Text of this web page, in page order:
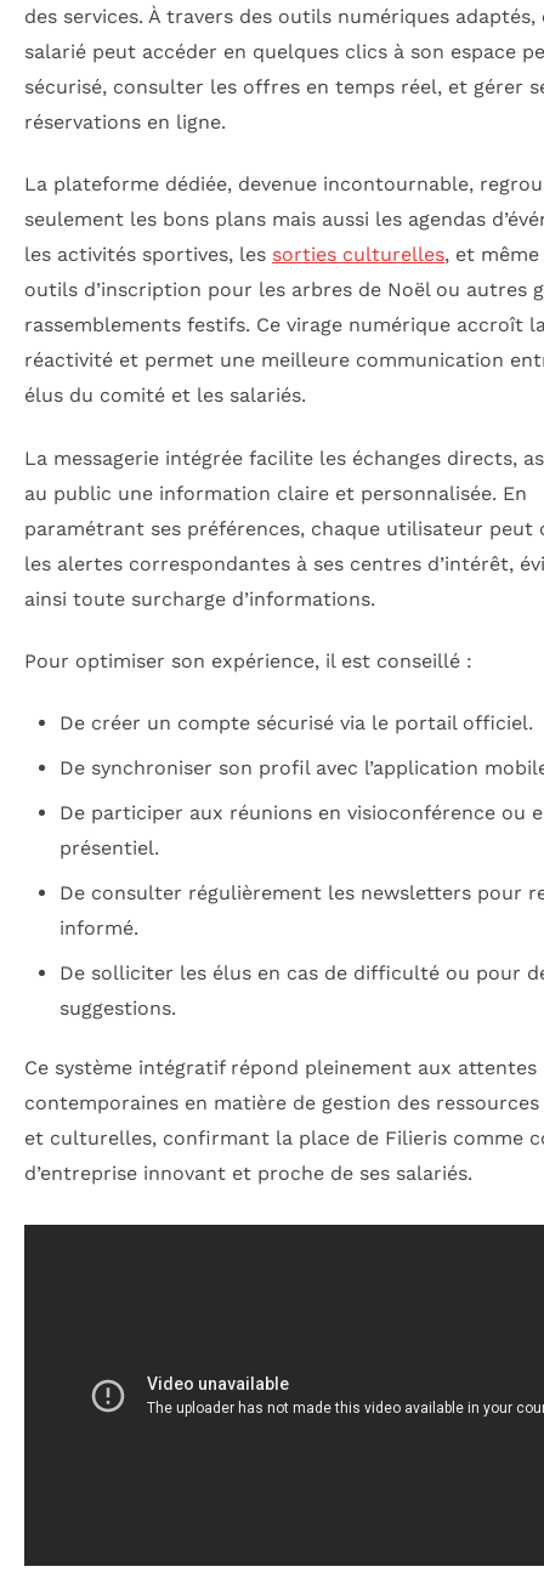
des services. À travers des outils numériques adaptés,
salarié peut accéder en quelques clics à son espace
sécurisé, consulter les offres en temps réel, et gérer
réservations en ligne.
La plateforme dédiée, devenue incontournable,
seulement les bons plans mais aussi les agendas
les activités sportives, les sorties culturelles, et même
outils d’inscription pour les arbres de Noël ou autres
rassemblements festifs. Ce virage numérique accroît
réactivité et permet une meilleure communication
élus du comité et les salariés.
La messagerie intégrée facilite les échanges directs,
au public une information claire et personnalisée. En
paramétrant ses préférences, chaque utilisateur peut
les alertes correspondantes à ses centres d’intérêt,
ainsi toute surcharge d’informations.
Pour optimiser son expérience, il est conseillé :
De créer un compte sécurisé via le portail officiel.
De synchroniser son profil avec l’application
De participer aux réunions en visioconférence ou
présentiel.
De consulter régulièrement les newsletters pour
informé.
De solliciter les élus en cas de difficulté ou pour
suggestions.
Ce système intégratif répond pleinement aux attentes
contemporaines en matière de gestion des ressources
et culturelles, confirmant la place de Filieris comme
d’entreprise innovant et proche de ses salariés.